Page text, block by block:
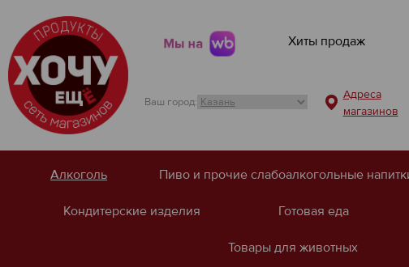
Мы на Хиты продаж
Ваш город:
Адреса
магазинов
Алкоголь Пиво и прочие слабоалкогольные
Кондитерские изделия Готовая еда
Товары для животных